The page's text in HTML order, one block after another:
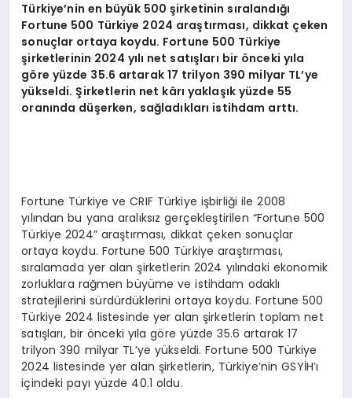
SIYASET
Türkiye’nin en büyük 500 şirketinin sıralandığı
Fortune 500 Türkiye 2024 araştırması, dikkat çeken
sonuçlar ortaya koydu. Fortune 500 Türkiye
şirketlerinin 2024 yılı net satışları bir önceki yıla
göre yüzde 35.6 artarak 17 trilyon 390 milyar TL’ye
yükseldi. Şirketlerin net kârı yaklaşık yüzde 55
oranında düşerken, sağladıkları istihdam arttı.
Fortune Türkiye ve CRIF Türkiye işbirliği ile 2008
yılından bu yana aralıksız gerçekleştirilen “Fortune 500
Türkiye 2024” araştırması, dikkat çeken sonuçlar
ortaya koydu. Fortune 500 Türkiye araştırması,
sıralamada yer alan şirketlerin 2024 yılındaki ekonomik
zorluklara rağmen büyüme ve istihdam odaklı
stratejilerini sürdürdüklerini ortaya koydu. Fortune 500
Türkiye 2024 listesinde yer alan şirketlerin toplam net
satışları, bir önceki yıla göre yüzde 35.6 artarak 17
trilyon 390 milyar TL’ye yükseldi. Fortune 500 Türkiye
2024 listesinde yer alan şirketlerin, Türkiye’nin GSYİH’ı
içindeki payı yüzde 40.1 oldu.